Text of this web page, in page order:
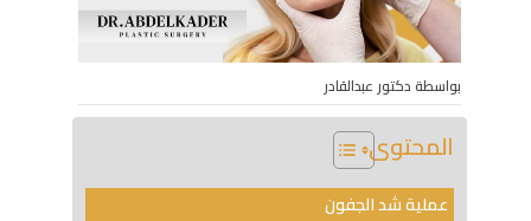
بواسطة دكتور عبدالقادر
المحتوى
عملية شد الجفون